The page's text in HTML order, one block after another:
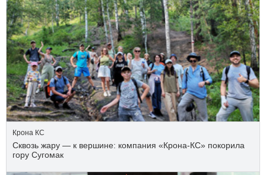
Крона КС
Сквозь жару — к вершине: компания «Крона‑КС» покорила
гору Сугомак